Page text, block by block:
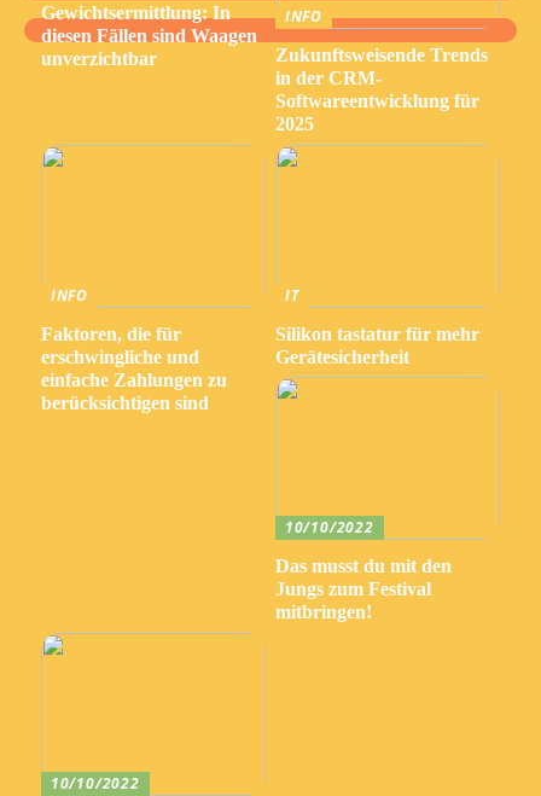
Gewichtsermittlung: In
diesen Fällen sind Waagen
unverzichtbar
INFO
Zukunftsweisende Trends
in der CRM-
Softwareentwicklung für
2025
INFO
Faktoren, die für
erschwingliche und
einfache Zahlungen zu
berücksichtigen sind
IT
Silikon tastatur für mehr
Gerätesicherheit
10/10/2022
Das musst du mit den
Jungs zum Festival
mitbringen!
10/10/2022